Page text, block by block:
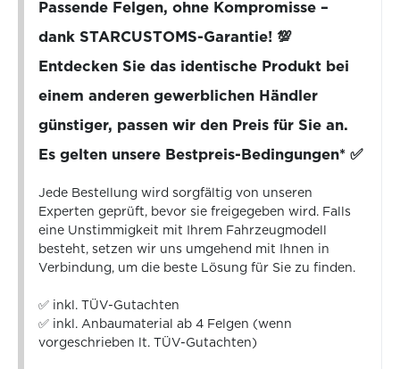
Passende Felgen, ohne Kompromisse –
dank STARCUSTOMS-Garantie! 💯
Entdecken Sie das identische Produkt bei
einem anderen gewerblichen Händler
günstiger, passen wir den Preis für Sie an.
Es gelten unsere Bestpreis-Bedingungen* ✅
Jede Bestellung wird sorgfältig von unseren
Experten geprüft, bevor sie freigegeben wird. Falls
eine Unstimmigkeit mit Ihrem Fahrzeugmodell
besteht, setzen wir uns umgehend mit Ihnen in
Verbindung, um die beste Lösung für Sie zu finden.
✅ inkl. TÜV-Gutachten
✅ inkl. Anbaumaterial ab 4 Felgen (wenn
vorgeschrieben lt. TÜV-Gutachten)